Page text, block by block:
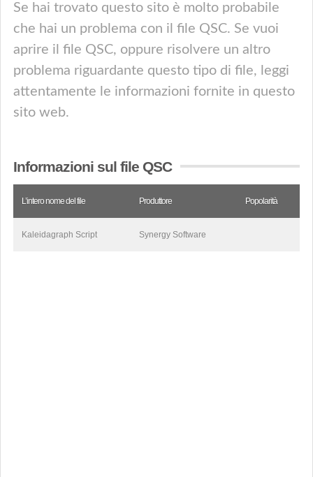
Se hai trovato questo sito è molto probabile
che hai un problema con il file QSC. Se vuoi
aprire il file QSC, oppure risolvere un altro
problema riguardante questo tipo di file, leggi
attentamente le informazioni fornite in questo
sito web.
Informazioni sul file QSC
L’intero nome del file Produttore Popolarità
Kaleidagraph Script Synergy Software